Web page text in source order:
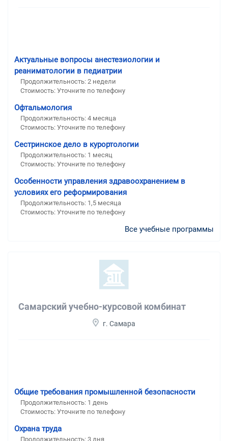
Актуальные вопросы анестезиологии и
реаниматологии в педиатрии
Продолжительность: 2 недели
Стоимость: Уточните по телефону
Офтальмология
Продолжительность: 4 месяца
Стоимость: Уточните по телефону
Сестринское дело в курортологии
Продолжительность: 1 месяц
Стоимость: Уточните по телефону
Особенности управления здравоохранением в
условиях его реформирования
Продолжительность: 1,5 месяца
Стоимость: Уточните по телефону
Все учебные программы
Самарский учебно-курсовой комбинат
г. Самара
Общие требования промышленной безопасности
Продолжительность: 1 день
Стоимость: Уточните по телефону
Охрана труда
Продолжительность: 3 дня